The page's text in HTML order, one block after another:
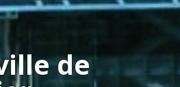
de